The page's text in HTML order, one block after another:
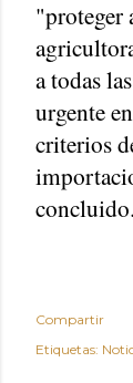
"proteger
a todas
urgente
criterios
concluido.
Compartir
Etiquetas: